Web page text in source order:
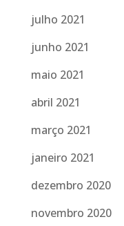
julho 2021
junho 2021
maio 2021
abril 2021
março 2021
janeiro 2021
dezembro 2020
novembro 2020